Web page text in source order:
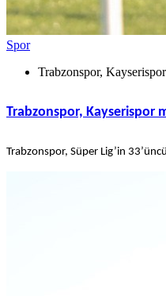
Spor
Trabzonspor, Kayserispor
Trabzonspor, Kayserispor
Trabzonspor, Süper Lig’in